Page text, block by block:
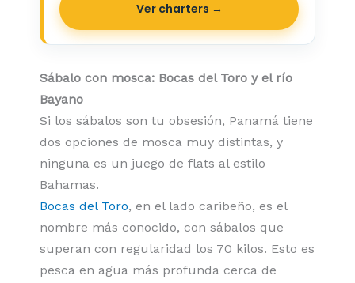
Ver charters →
Sábalo con mosca: Bocas del Toro y el río
Bayano
Si los sábalos son tu obsesión, Panamá tiene
dos opciones de mosca muy distintas, y
ninguna es un juego de flats al estilo
Bahamas.
Bocas del Toro, en el lado caribeño, es el
nombre más conocido, con sábalos que
superan con regularidad los 70 kilos. Esto es
pesca en agua más profunda cerca de